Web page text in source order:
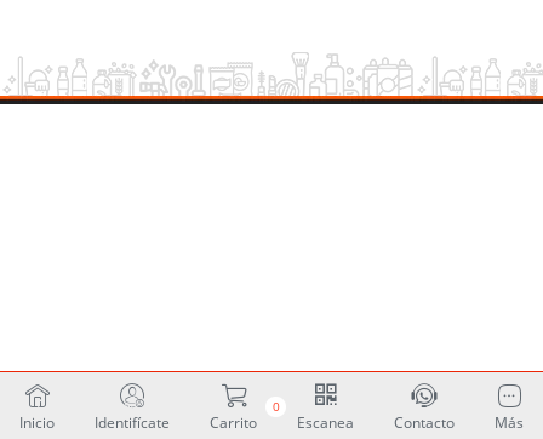
Inicio Identifícate
0
Carrito Escanea Contacto Más